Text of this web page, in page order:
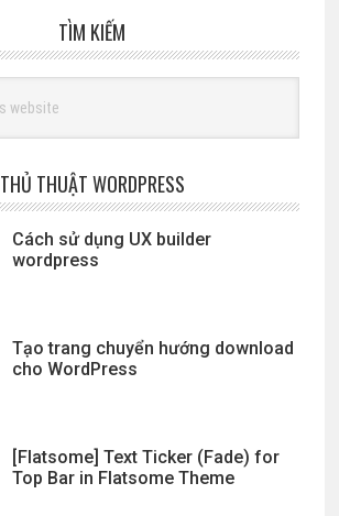
TÌM KIẾM
THỦ THUẬT WORDPRESS
Cách sử dụng UX builder
wordpress
Tạo trang chuyển hướng download
cho WordPress
[Flatsome] Text Ticker (Fade) for
Top Bar in Flatsome Theme